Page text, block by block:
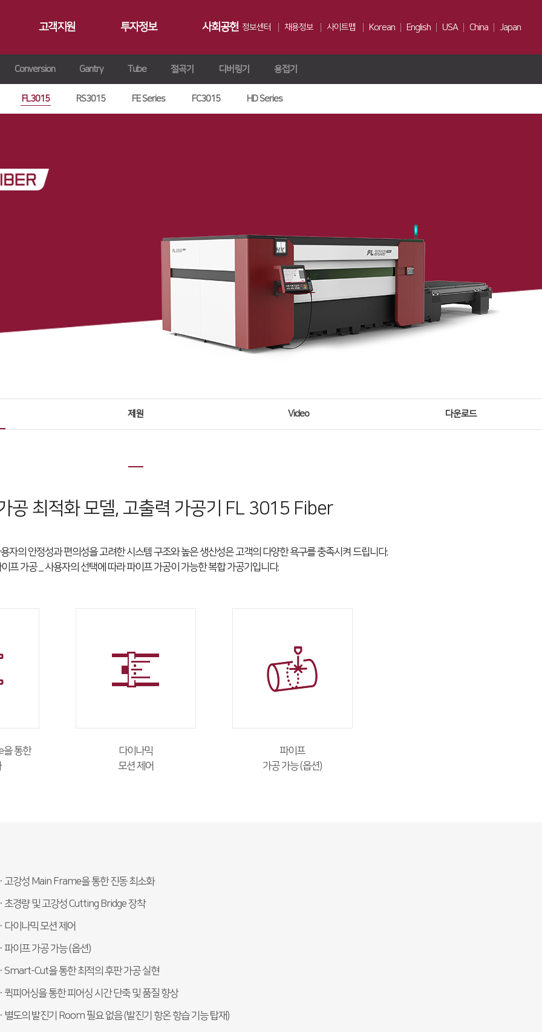
고객지원
트레이닝 ∨
투자정보
IR 자료실
사회공헌
사회공헌활동
정보센터
공지사항
Contact Us
채용정보
인재상
복리후생
사이트맵 Korean English USA China Japan
FL3015 RS3015 FE Series FC3015 HD Series
Conversion Gantry Tube 절곡기 디버링기 용접기
제원 Video 다운로드
공 최적화 모델, 고출력 가공기 FL 3015 Fiber
자의 안정성과 편의성을 고려한 시스템 구조와 높은 생산성은 고객의 다양한 욕구를 충족시켜 드립니다.
프 가공 _ 사용자의 선택에 따라 파이프 가공이 가능한 복합 가공기입니다.
통한
다이나믹
모션 제어
파이프
가공 가능 (옵션)
· 고강성 Main Frame을 통한 진동 최소화
· 초경량 및 고강성 Cutting Bridge 장착
· 다이나믹 모션 제어
· 파이프 가공 가능 (옵션)
· Smart-Cut을 통한 최적의 후판 가공 실현
· 퀵피어싱을 통한 피어싱 시간 단축 및 품질 향상
· 별도의 발진기 Room 필요 없음 (발진기 항온 항습 기능 탑재)